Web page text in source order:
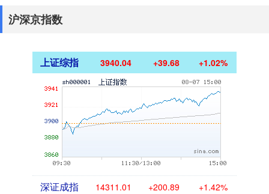
沪深京指数
上证综指 3940.04 +39.68 +1.02%
深证成指 14311.01 +200.89 +1.42%